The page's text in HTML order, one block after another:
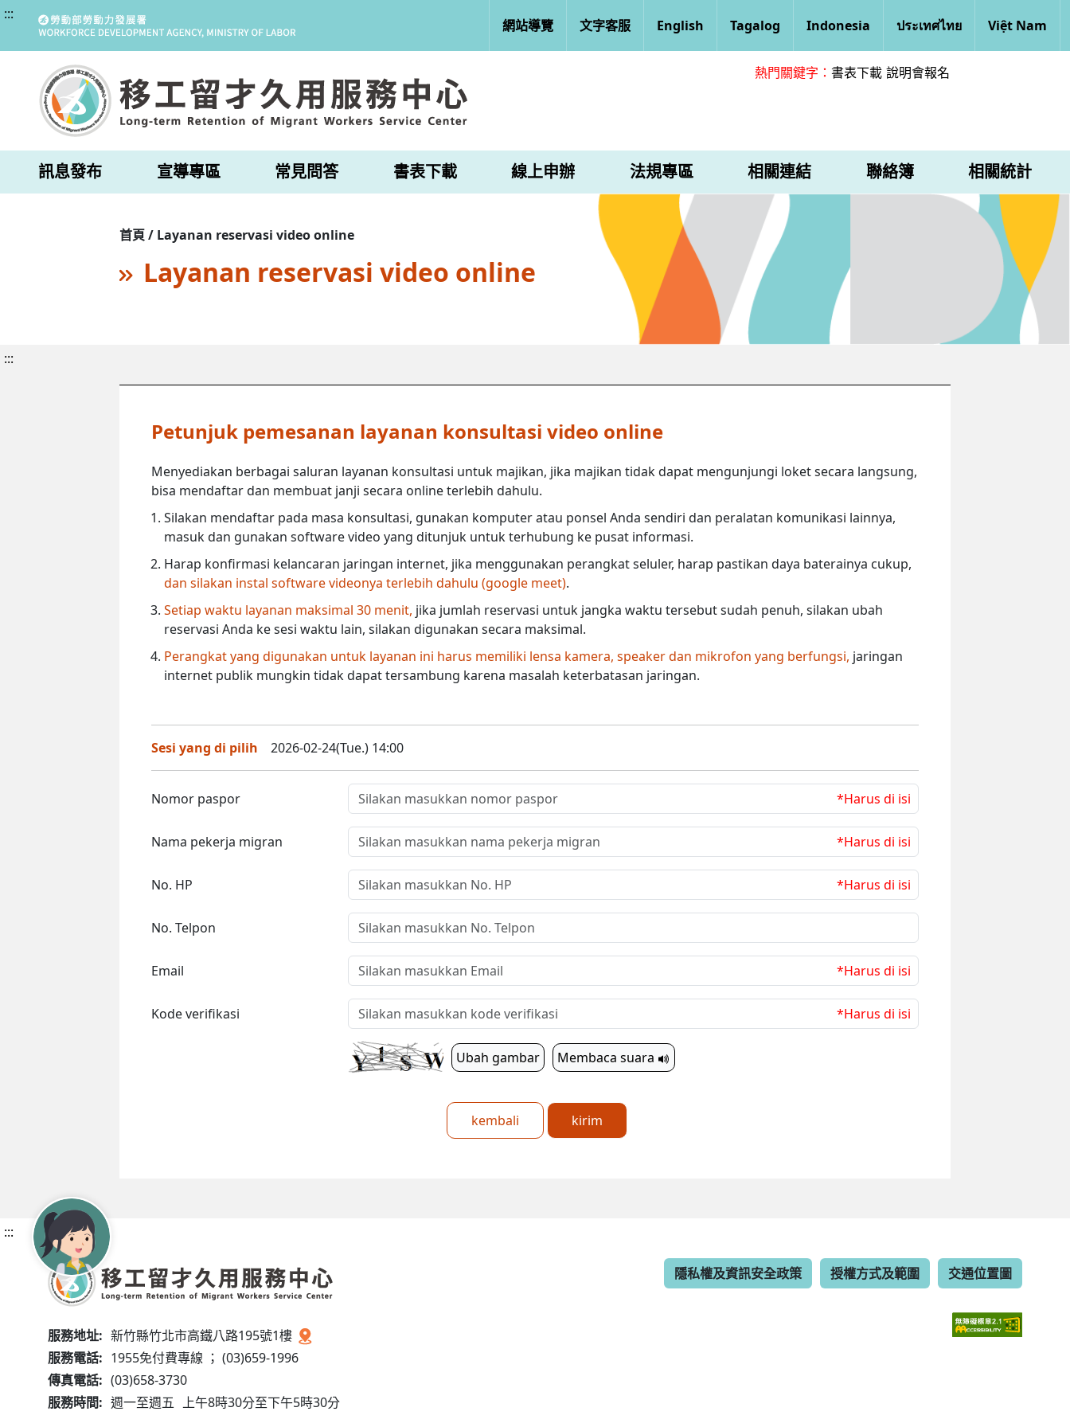
:::
網站導覽 文字客服 English Tagalog Indonesia ประเทศไทย Việt Nam
熱門關鍵字： 書表下載 說明會報名
訊息發布 宣導專區 常見問答 書表下載 線上申辦 法規專區 相關連結 聯絡簿 相關統計
首頁 / Layanan reservasi video online
Layanan reservasi video online
:::
Petunjuk pemesanan layanan konsultasi video online
Menyediakan berbagai saluran layanan konsultasi untuk majikan, jika majikan tidak dapat mengunjungi loket secara langsung,
bisa mendaftar dan membuat janji secara online terlebih dahulu.
Silakan mendaftar pada masa konsultasi, gunakan komputer atau ponsel Anda sendiri dan peralatan komunikasi lainnya,
masuk dan gunakan software video yang ditunjuk untuk terhubung ke pusat informasi.
Harap konfirmasi kelancaran jaringan internet, jika menggunakan perangkat seluler, harap pastikan daya baterainya cukup,
dan silakan instal software videonya terlebih dahulu (google meet).
Setiap waktu layanan maksimal 30 menit, jika jumlah reservasi untuk jangka waktu tersebut sudah penuh, silakan ubah
reservasi Anda ke sesi waktu lain, silakan digunakan secara maksimal.
Perangkat yang digunakan untuk layanan ini harus memiliki lensa kamera, speaker dan mikrofon yang berfungsi, jaringan
internet publik mungkin tidak dapat tersambung karena masalah keterbatasan jaringan.
Sesi yang di pilih 2026-02-24(Tue.) 14:00
Nomor paspor *Harus di isi
Nama pekerja migran *Harus di isi
No. HP *Harus di isi
No. Telpon
Email *Harus di isi
Kode verifikasi *Harus di isi
Ubah gambar Membaca suara
kembali kirim
:::
服務地址: 新竹縣竹北市高鐵八路195號1樓
服務電話: 1955免付費專線 ； (03)659-1996
傳真電話: (03)658-3730
服務時間: 週一至週五 上午8時30分至下午5時30分
隱私權及資訊安全政策 授權方式及範圍 交通位置圖